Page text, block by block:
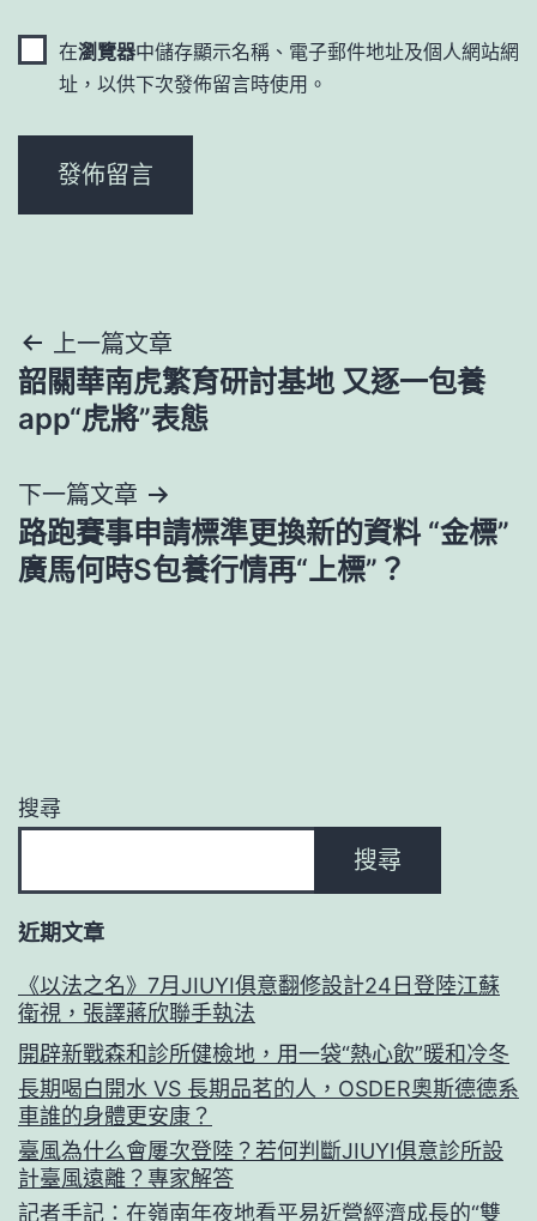
在瀏覽器中儲存顯示名稱、電子郵件地址及個人網站網
址，以供下次發佈留言時使用。
文
章
覽
上一篇文章
韶關華南虎繁育研討基地 又逐一包養
app“虎將”表態
下一篇文章
路跑賽事申請標準更換新的資料 “金標”
廣馬何時S包養行情再“上標”？
搜尋
搜尋
近期文章
《以法之名》7月JIUYI俱意翻修設計24日登陸江蘇
衛視，張譯蔣欣聯手執法
開辟新戰森和診所健檢地，用一袋“熱心飲”暖和冷冬
長期喝白開水 VS 長期品茗的人，OSDER奧斯德德系
車誰的身體更安康？
臺風為什么會屢次登陸？若何判斷JIUYI俱意診所設
計臺風遠離？專家解答
記者手記：在嶺南年夜地看平易近營經濟成長的“雙